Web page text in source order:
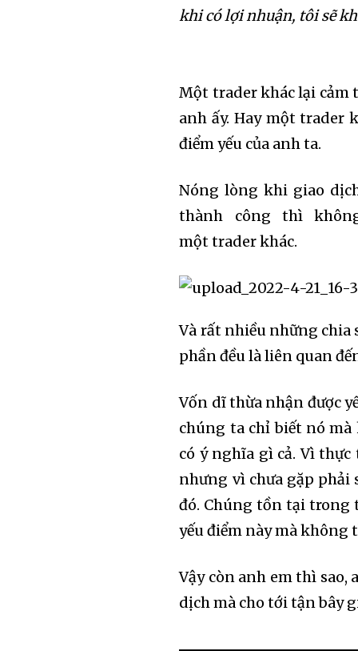
won't spam your inbox. Your
32,111
khi có lợi nhuận, tôi sẽ
Một trader khác lại cảm
anh ấy. Hay một trader
điểm yếu của anh ta.
Nóng lòng khi giao
thành công thì
một trader khác.
Và rất nhiều những chia
phần đều là liên quan
Vốn dĩ thừa nhận được
chúng ta chỉ biết nó
có ý nghĩa gì cả. Vì
nhưng vì chưa gặp phải
đó. Chúng tồn tại trong
yếu điểm này mà không
Vậy còn anh em thì sao,
dịch mà cho tới tận bây